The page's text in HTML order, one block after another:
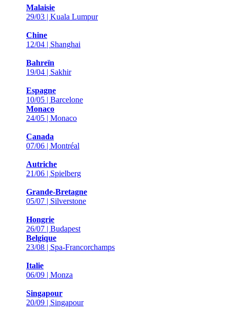
Malaisie
29/03 | Kuala Lumpur
Chine
12/04 | Shanghai
Bahreïn
19/04 | Sakhir
Espagne
10/05 | Barcelone
Monaco
24/05 | Monaco
Canada
07/06 | Montréal
Autriche
21/06 | Spielberg
Grande-Bretagne
05/07 | Silverstone
Hongrie
26/07 | Budapest
Belgique
23/08 | Spa-Francorchamps
Italie
06/09 | Monza
Singapour
20/09 | Singapour